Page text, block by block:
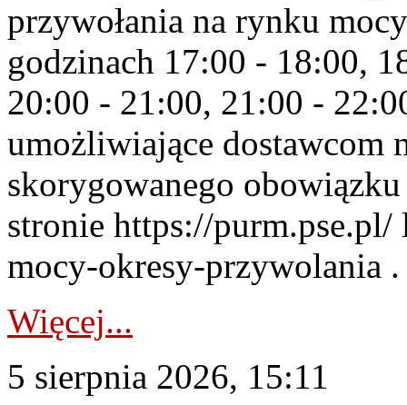
przywołania na rynku
godzinach 17:00 - 18:00,
20:00 - 21:00, 21:00 -
umożliwiające dostawcom
skorygowanego
stronie https://
mocy-okresy-przywolania
Więcej...
5 sierpnia 2026, 15:11